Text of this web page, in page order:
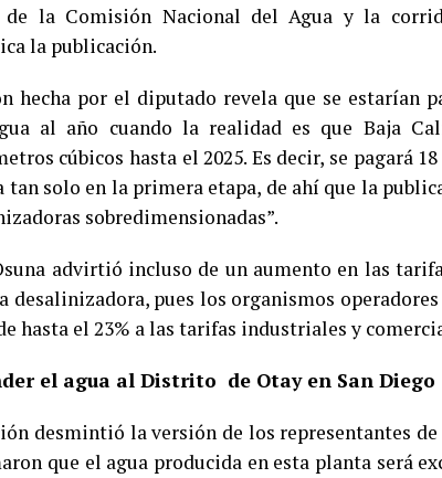
de la Comisión Nacional del Agua y la
la publicación.
hecha por el diputado revela que se estarían
al año cuando la realidad es que Baja
cúbicos hasta el 2025. Es decir, se pagará
tan solo en la primera etapa, de ahí que la
sobredimensionadas”.
advirtió incluso de un aumento en las
desalinizadora, pues los organismos
hasta el 23% a las tarifas industriales y
el agua al Distrito de Otay en San Diego
desmintió la versión de los representantes
que el agua producida en esta planta será